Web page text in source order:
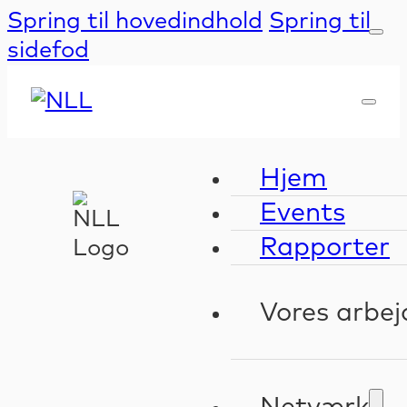
Spring til hovedindhold Spring til
sidefod
Hjem
Events
Rapporter
Vores